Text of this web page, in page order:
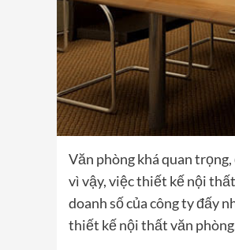
Văn phòng khá quan
vì vậy, việc thiết kế nội
doanh số của công ty đấy
thiết kế nội thất văn